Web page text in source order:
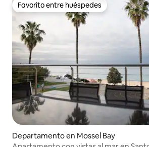
Favorito entre huéspedes
Favorito entre huéspedes
Departamento en Mossel Bay